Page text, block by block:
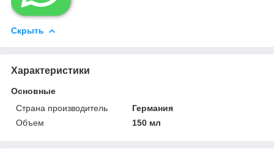
Скрыть
Характеристики
Основные
Страна производитель
Германия
Объем
150 мл